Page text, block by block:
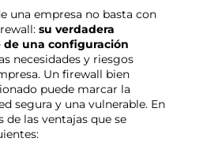
una empresa no basta con
su verdadera
una configuración
necesidades y riesgos
Un firewall bien
puede marcar la
segura y una vulnerable. En
de las ventajas que se